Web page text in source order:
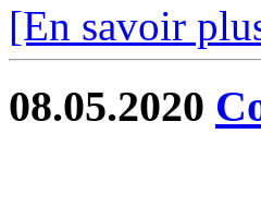
[En savoir
08.05.2020